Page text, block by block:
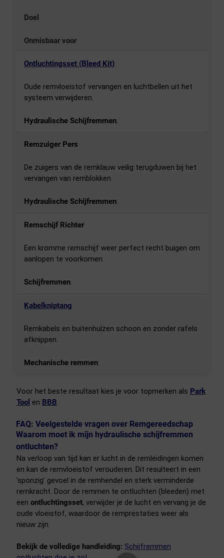
Doel
Onmisbaar voor
Ontluchtingsset (Bleed Kit)
Oude remvloeistof vervangen en luchtbellen uit het
systeem verwijderen.
Hydraulische Schijfremmen.
Remzuiger Pers
De zuigers van de remklauw veilig terugduwen bij het
vervangen van remblokken.
Hydraulische Schijfremmen.
Remschijf Richter
Een kromme remschijf weer perfect recht buigen om
aanlopen te voorkomen.
Schijfremmen.
Kabelkniptang
Remkabels en buitenhulzen schoon en zonder rafels
afknippen.
Mechanische remmen.
Voor het beste resultaat kies je voor topmerken als Park
Tool en BBB.
FAQ: Veelgestelde vragen over Remgereedschap
Waarom moet ik mijn hydraulische schijfremmen
ontluchten?
Na verloop van tijd kan er lucht in de remleidingen komen
en kan de remvloeistof verouderen. Dit resulteert in een
'sponzig' gevoel in de remhendel en sterk verminderde
remkracht. Door de remmen te ontluchten (bleeden) met
een ontluchtingsset, verwijder je de lucht en vervang je de
oude vloeistof, waardoor de remprestaties weer als
nieuw zijn.
Bekijk de volledige handleiding: Schijfremmen